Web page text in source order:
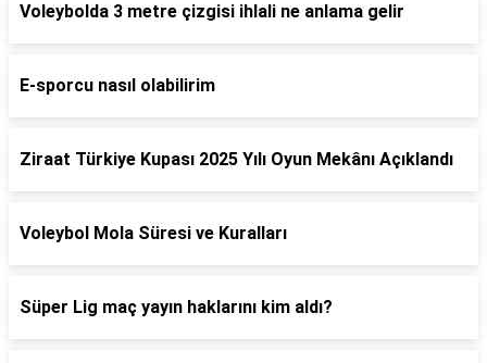
Voleybolda 3 metre çizgisi ihlali ne anlama gelir
E-sporcu nasıl olabilirim
Ziraat Türkiye Kupası 2025 Yılı Oyun Mekânı Açıklandı
Voleybol Mola Süresi ve Kuralları
Süper Lig maç yayın haklarını kim aldı?